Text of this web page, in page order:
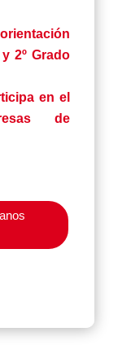
2º Grado
en el
de